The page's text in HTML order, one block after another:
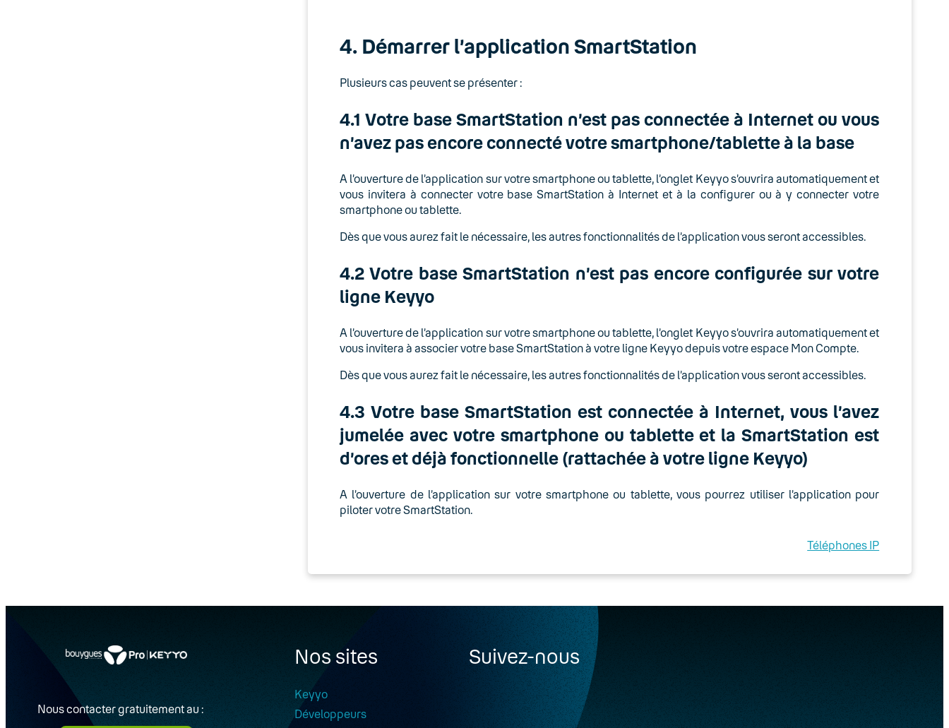
4. Démarrer l’application SmartStation
Plusieurs cas peuvent se présenter :
4.1 Votre base SmartStation n’est pas connectée à Internet ou vous
n’avez pas encore connecté votre smartphone/tablette à la base
A l’ouverture de l’application sur votre smartphone ou tablette, l’onglet Keyyo s’ouvrira automatiquement et
vous invitera à connecter votre base SmartStation à Internet et à la configurer ou à y connecter votre
smartphone ou tablette.
Dès que vous aurez fait le nécessaire, les autres fonctionnalités de l’application vous seront accessibles.
4.2 Votre base SmartStation n’est pas encore configurée sur votre
ligne Keyyo
A l’ouverture de l’application sur votre smartphone ou tablette, l’onglet Keyyo s’ouvrira automatiquement et
vous invitera à associer votre base SmartStation à votre ligne Keyyo depuis votre espace Mon Compte.
Dès que vous aurez fait le nécessaire, les autres fonctionnalités de l’application vous seront accessibles.
4.3 Votre base SmartStation est connectée à Internet, vous l’avez
jumelée avec votre smartphone ou tablette et la SmartStation est
d’ores et déjà fonctionnelle (rattachée à votre ligne Keyyo)
A l’ouverture de l’application sur votre smartphone ou tablette, vous pourrez utiliser l’application pour
piloter votre SmartStation.
Téléphones IP
Nous contacter gratuitement au :
Nos sites
Keyyo
Développeurs
Suivez-nous